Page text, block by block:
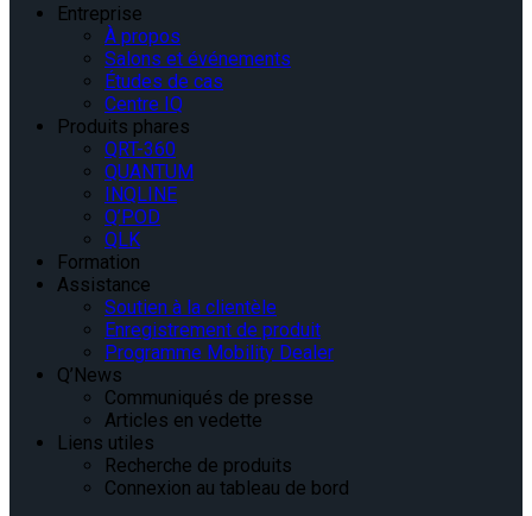
Entreprise
À propos
Salons et événements
Études de cas
Centre IQ
Produits phares
QRT-360
QUANTUM
INQLINE
Q’POD
QLK
Formation
Assistance
Soutien à la clientèle
Enregistrement de produit
Programme Mobility Dealer
Q’News
Communiqués de presse
Articles en vedette
Liens utiles
Recherche de produits
Connexion au tableau de bord